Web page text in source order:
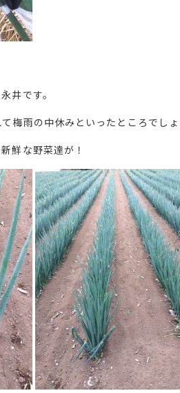
井です。
梅雨の中休みといったところでし
鮮な野菜達が！